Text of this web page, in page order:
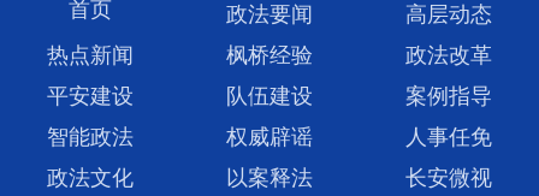
首页 政法要闻
高层动态
热点新闻
枫桥经验
政法改革
平安建设
队伍建设
案例指导
智能政法
权威辟谣
人事任免
政法文化
以案释法
长安微视